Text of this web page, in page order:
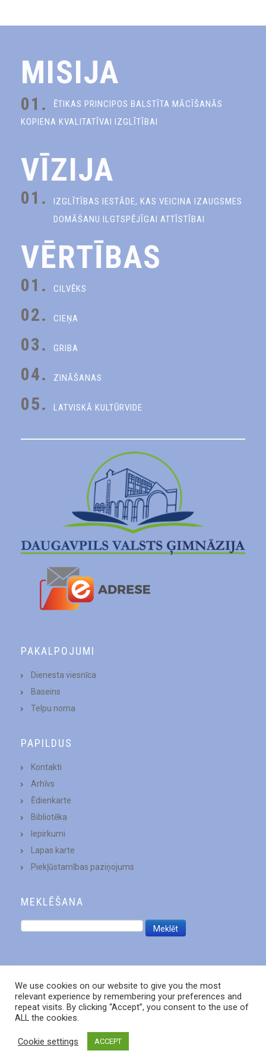
MISIJA
01.
ĒTIKAS PRINCIPOS BALSTĪTA MĀCĪŠANĀS
KOPIENA KVALITATĪVAI IZGLĪTĪBAI
VĪZIJA
01.
IZGLĪTĪBAS IESTĀDE, KAS VEICINA IZAUGSMES
DOMĀŠANU ILGTSPĒJĪGAI ATTĪSTĪBAI
VĒRTĪBAS
01. CILVĒKS
02. CIEŅA
03. GRIBA
04. ZINĀŠANAS
05. LATVISKĀ KULTŪRVIDE
PAKALPOJUMI
Dienesta viesnīca
Baseins
Telpu noma
PAPILDUS
Kontakti
Arhīvs
Ēdienkarte
Bibliotēka
Iepirkumi
Lapas karte
Piekļūstamības paziņojums
MEKLĒŠANA
We use cookies on our website to give you the most
relevant experience by remembering your preferences and
repeat visits. By clicking “Accept”, you consent to the use of
ALL the cookies.
Cookie settings ACCEPT